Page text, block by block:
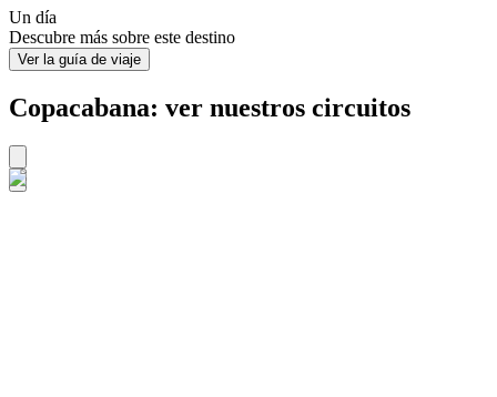
Un día
Descubre más sobre este destino
Ver la guía de viaje
Copacabana: ver nuestros circuitos